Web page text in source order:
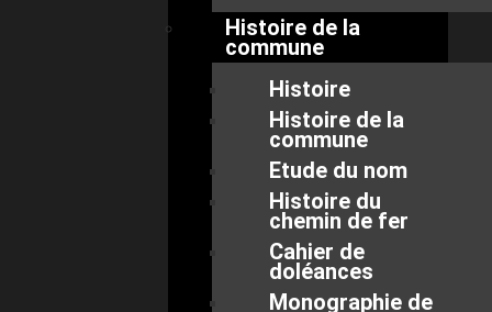
Histoire de la
commune
Histoire
Histoire de la
commune
Etude du nom
Histoire du
chemin de fer
Cahier de
doléances
Monographie de